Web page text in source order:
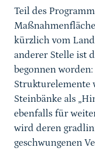
Teil des
kürzlich vom
anderer Stelle ist
begonnen
Strukturelemente
Steinbänke als
ebenfalls für
wird deren
geschwungenen